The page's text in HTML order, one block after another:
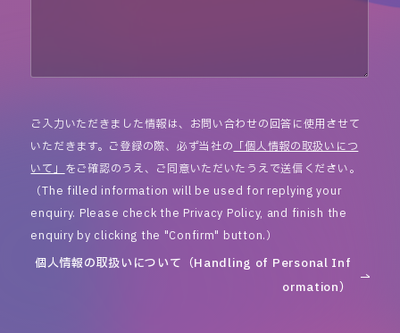
ご入力いただきました情報は、お問い合わせの回答に使用させて
いただきます。ご登録の際、必ず当社の 「個人情報の取扱いにつ
いて」 をご確認のうえ、ご同意いただいたうえで送信ください。
（The filled information will be used for replying your
enquiry. Please check the Privacy Policy, and finish the
enquiry by clicking the "Confirm" button.）
個人情報の取扱いについて（Handling of Personal Inf
ormation）